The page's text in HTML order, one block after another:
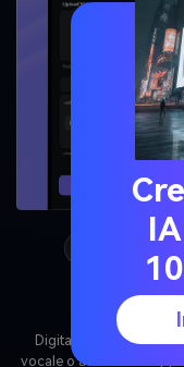
cliccagenerareE lascia
con la bocca del tuo